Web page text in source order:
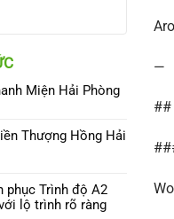
Miện Hải Phòng
Thượng Hồng Hải
phục Trình độ A2
lộ trình rõ ràng
—
##